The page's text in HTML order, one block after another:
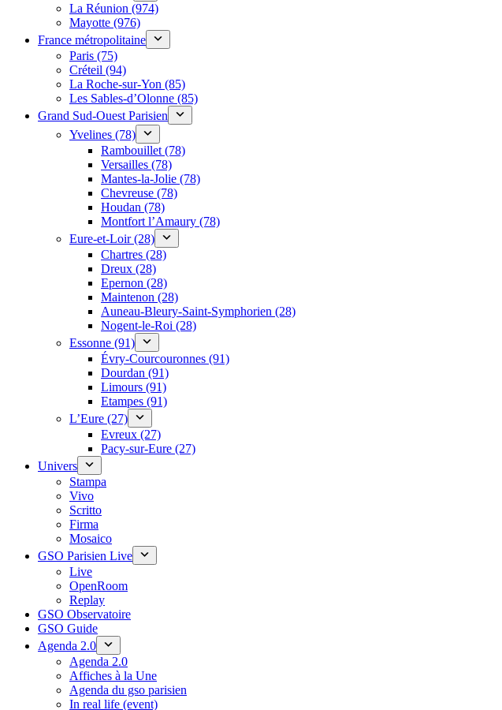
La Réunion (974)
Mayotte (976)
France métropolitaine
Paris (75)
Créteil (94)
La Roche-sur-Yon (85)
Les Sables-d’Olonne (85)
Grand Sud-Ouest Parisien
Yvelines (78)
Rambouillet (78)
Versailles (78)
Mantes-la-Jolie (78)
Chevreuse (78)
Houdan (78)
Montfort l’Amaury (78)
Eure-et-Loir (28)
Chartres (28)
Dreux (28)
Epernon (28)
Maintenon (28)
Auneau-Bleury-Saint-Symphorien (28)
Nogent-le-Roi (28)
Essonne (91)
Évry-Courcouronnes (91)
Dourdan (91)
Limours (91)
Etampes (91)
L’Eure (27)
Evreux (27)
Pacy-sur-Eure (27)
Univers
Stampa
Vivo
Scritto
Firma
Mosaico
GSO Parisien Live
Live
OpenRoom
Replay
GSO Observatoire
GSO Guide
Agenda 2.0
Agenda 2.0
Affiches à la Une
Agenda du gso parisien
In real life (event)